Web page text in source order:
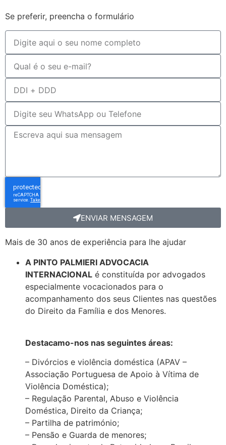
Se preferir, preencha o formulário
ENVIAR MENSAGEM
Mais de 30 anos de experiência para lhe ajudar
A PINTO PALMIERI ADVOCACIA
INTERNACIONAL é constituída por advogados
especialmente vocacionados para o
acompanhamento dos seus Clientes nas questões
do Direito da Família e dos Menores.
Destacamo-nos nas seguintes áreas:
– Divórcios e violência doméstica (APAV –
Associação Portuguesa de Apoio à Vítima de
Violência Doméstica);
– Regulação Parental, Abuso e Violência
Doméstica, Direito da Criança;
– Partilha de património;
– Pensão e Guarda de menores;